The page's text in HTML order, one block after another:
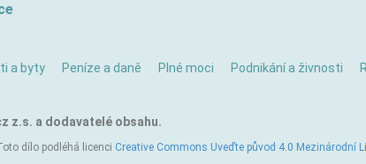
a byty Peníze a daně Plné moci Podnikání a živnosti
z.s. a dodavatelé obsahu.
dílo podléhá licenci Creative Commons Uveďte původ 4.0 Mezinárodní